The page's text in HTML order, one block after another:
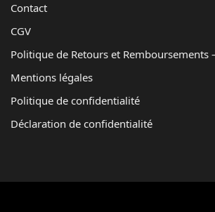
Contact
CGV
Politique de Retours et Remboursements
Mentions légales
Politique de confidentialité
Déclaration de confidentialité